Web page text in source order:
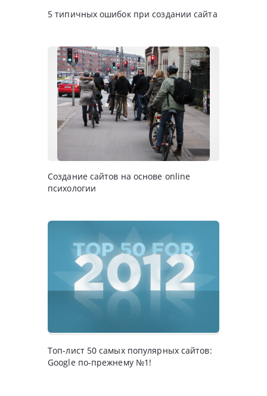
5 типичных ошибок при создании сайта
Создание сайтов на основе online
психологии
Топ-лист 50 самых популярных сайтов:
Google по-прежнему №1!